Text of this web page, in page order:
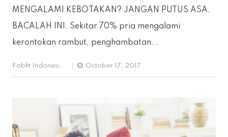
MENGALAMI KEBOTAKAN? JANGAN PUTUS ASA,
BACALAH INI. Sekitar 70% pria mengalami
kerontokan rambut, penghambatan...
Fabfit Indonesi... October 17, 2017